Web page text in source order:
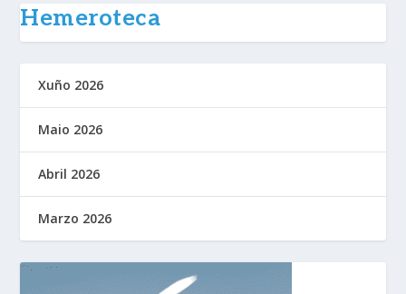
Hemeroteca
Xuño 2026
Maio 2026
Abril 2026
Marzo 2026